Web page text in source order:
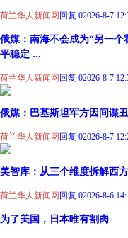
荷兰华人新闻网 回复 02026-8-7
俄媒：南海不会成为“另一
平稳定 ...
荷兰华人新闻网 回复 02026-8-7
俄媒：巴基斯坦军方因间谍
荷兰华人新闻网 回复 02026-8-7
美智库：从三个维度拆解西
荷兰华人新闻网 回复 02026-8-6
为了美国，日本唯有割肉